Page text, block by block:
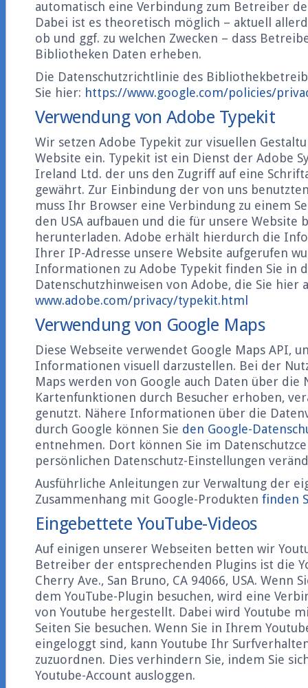
automatisch eine Verbindung zum Betreiber
Dabei ist es theoretisch möglich – aktuell
ob und ggf. zu welchen Zwecken – dass
Bibliotheken Daten erheben.
Die Datenschutzrichtlinie des
Sie hier: https://www.google.com/policies/
Verwendung von Adobe Typekit
Wir setzen Adobe Typekit zur visuellen
Website ein. Typekit ist ein Dienst der Adobe
Ireland Ltd. der uns den Zugriff auf eine
gewährt. Zur Einbindung der von uns
muss Ihr Browser eine Verbindung zu einem
den USA aufbauen und die für unsere Website
herunterladen. Adobe erhält hierdurch die
Ihrer IP-Adresse unsere Website aufgerufen
Informationen zu Adobe Typekit finden Sie in
Datenschutzhinweisen von Adobe, die Sie hier
www.adobe.com/privacy/typekit.html
Verwendung von Google Maps
Diese Webseite verwendet Google Maps API,
Informationen visuell darzustellen. Bei der
Maps werden von Google auch Daten über die
Kartenfunktionen durch Besucher erhoben,
genutzt. Nähere Informationen über die
durch Google können Sie den Google-
entnehmen. Dort können Sie im
persönlichen Datenschutz-Einstellungen
Ausführliche Anleitungen zur Verwaltung der
Zusammenhang mit Google-Produkten finden
Eingebettete YouTube-Videos
Auf einigen unserer Webseiten betten wir
Betreiber der entsprechenden Plugins ist die
Cherry Ave., San Bruno, CA 94066, USA. Wenn
dem YouTube-Plugin besuchen, wird eine
von Youtube hergestellt. Dabei wird Youtube
Seiten Sie besuchen. Wenn Sie in Ihrem
eingeloggt sind, kann Youtube Ihr
zuzuordnen. Dies verhindern Sie, indem Sie
Youtube-Account ausloggen.